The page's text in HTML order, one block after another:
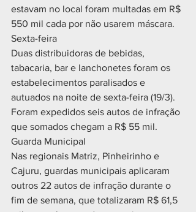
estavam no local foram multadas em R$
550 mil cada por não usarem máscara.
Sexta-feira
Duas distribuidoras de bebidas,
tabacaria, bar e lanchonetes foram os
estabelecimentos paralisados e
autuados na noite de sexta-feira (19/3).
Foram expedidos seis autos de infração
que somados chegam a R$ 55 mil.
Guarda Municipal
Nas regionais Matriz, Pinheirinho e
Cajuru, guardas municipais aplicaram
outros 22 autos de infração durante o
fim de semana, que totalizaram R$ 61,5